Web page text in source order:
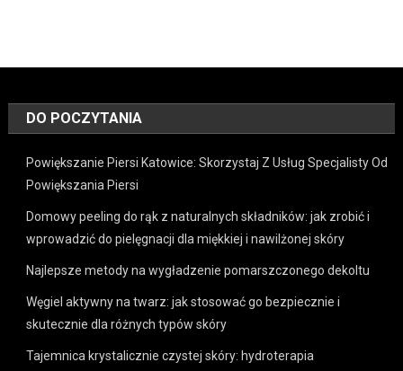
DO POCZYTANIA
Powiększanie Piersi Katowice: Skorzystaj Z Usług Specjalisty Od
Powiększania Piersi
Domowy peeling do rąk z naturalnych składników: jak zrobić i
wprowadzić do pielęgnacji dla miękkiej i nawilżonej skóry
Najlepsze metody na wygładzenie pomarszczonego dekoltu
Węgiel aktywny na twarz: jak stosować go bezpiecznie i
skutecznie dla różnych typów skóry
Tajemnica krystalicznie czystej skóry: hydroterapia